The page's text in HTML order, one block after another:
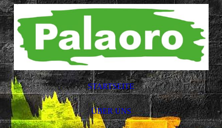
STARTSEITE
ÜBER UNS